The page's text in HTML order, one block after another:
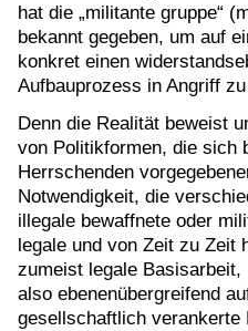
hat die „militante gruppe“
bekannt gegeben, um auf
konkret einen
Aufbauprozess in Angriff
Denn die Realität beweist
von Politikformen, die sich
Herrschenden
Notwendigkeit, die
illegale bewaffnete oder
legale und von Zeit zu Zeit
zumeist legale
also ebenenübergreifend
gesellschaftlich